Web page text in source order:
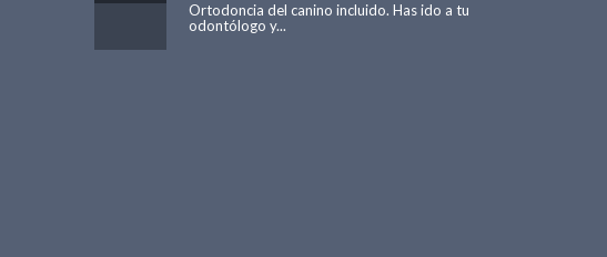
Ortodoncia del canino incluido. Has ido a tu
odontólogo y...